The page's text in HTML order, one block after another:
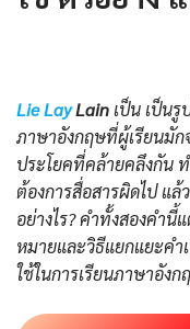
Lie LayLainเป็น เป็น
ภาษาอังกฤษที่ผู้เรียนมั
ประโยคที่คล้ายคลึงกัน
ต้องการสื่อสารผิดไป แล้
อย่างไร? คำทั้งสองคำ
หมายและวิธีแยกแยะคำ
ใช้ในการเรียนภาษาอัง